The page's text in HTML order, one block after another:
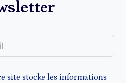
site stocke les informations